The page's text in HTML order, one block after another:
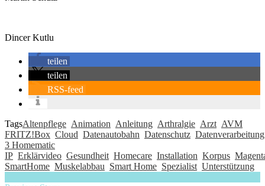
Dincer Kutlu
teilen
teilen
RSS-feed
TagsAltenpflege Animation Anleitung Arthralgie Arzt AVM
FRITZ!Box Cloud Datenautobahn Datenschutz Datenverarbeitung
3 Homematic
IP Erklärvideo Gesundheit Homecare Installation Korpus
SmartHome Muskelabbau Smart Home Spezialist Unterstützung